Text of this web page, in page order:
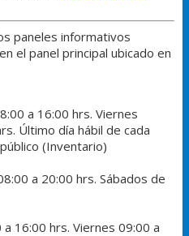
paneles informativos
el panel principal ubicado en
a 16:00 hrs. Viernes
Último día hábil de cada
(Inventario)
a 20:00 hrs. Sábados de
16:00 hrs. Viernes 09:00 a